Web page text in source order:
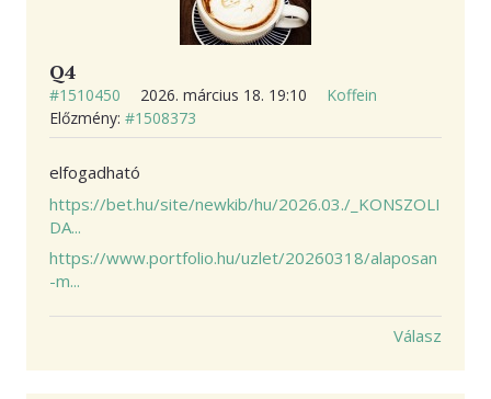
Q4
#1510450 2026. március 18. 19:10
Koffein
Előzmény: #1508373
elfogadható
https://bet.hu/site/newkib/hu/2026.03./_KONSZOLI
DA...
https://www.portfolio.hu/uzlet/20260318/alaposan
-m...
Válasz